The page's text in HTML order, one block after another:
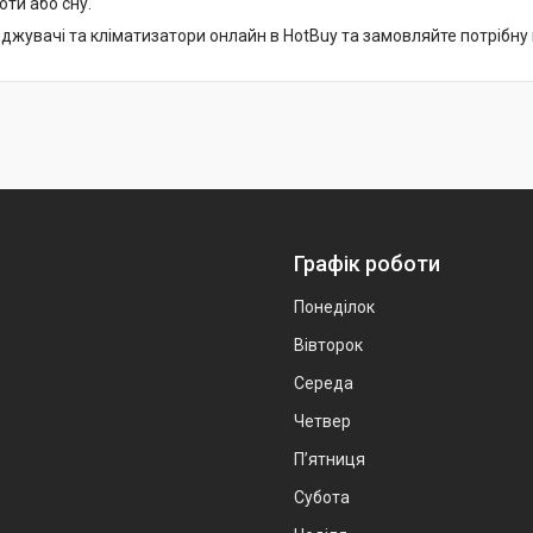
та кліматизатори онлайн в HotBuy та замовляйте потрібну
Графік роботи
Понеділок
Вівторок
Середа
Четвер
Пʼятниця
Субота